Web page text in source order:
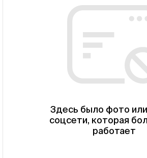
Здесь было фото
соцсети, которая
работает